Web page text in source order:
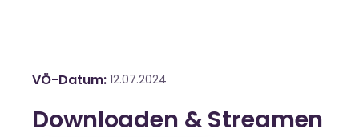
VÖ-Datum 12.07.2024
Downloaden & Streamen